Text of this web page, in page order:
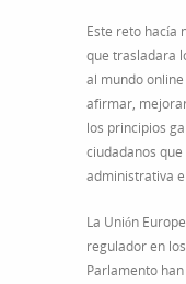
Este reto hacía
que trasladara
al mundo
afirmar,
los principios
ciudadanos
administrativa
La Unión
regulador en
Parlamento